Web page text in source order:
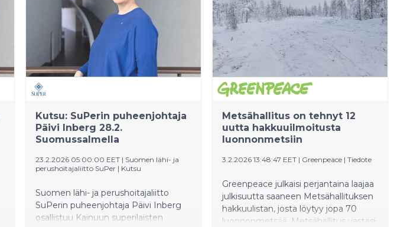
Kutsu: SuPerin puheenjohtaja
Päivi Inberg 28.2.
Suomussalmella
23.2.2026 05:00:00 EET | Suomen lähi- ja
perushoitajaliitto SuPer | Kutsu
Suomen lähi- ja perushoitajaliitto
SuPerin puheenjohtaja Päivi Inberg
osallistuu Kainuun superilaisten
Metsähallitus on tehnyt 12
uutta hakkuuilmoitusta
luonnonmetsiin
3.2.2026 13:48:47 EET | Greenpeace | Tiedote
Greenpeace julkaisi perjantaina laajaa
julkisuutta saaneen Metsähallituksen
hakkuulistan, josta löytyy jopa 70
luonnonmetsää. Metsähallitus vastasi